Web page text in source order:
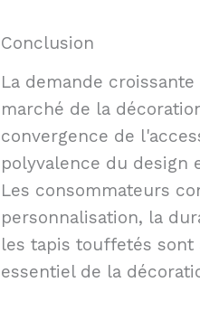
Conclusion
La demande
marché de la
convergence de
polyvalence du design
Les consommateurs
personnalisation, la
les tapis touffetés
essentiel de la